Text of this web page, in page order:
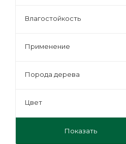
Влагостойкость
Применение
Порода дерева
Цвет
Показать